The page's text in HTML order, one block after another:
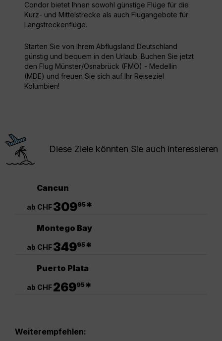
Condor bietet Ihnen sowohl günstige Flüge für die
Kurz- und Mittelstrecke als auch Flugangebote für
Langstreckenflüge.
Starten Sie von Ihrem Abflugsland Deutschland
günstig und bequem in den Urlaub. Buchen Sie jetzt
den Flug Münster/Osnabrück (FMO) - Medellin
(MDE) und freuen Sie sich auf Ihr Reiseziel
Kolumbien!
Diese Ziele könnten Sie auch interessieren
Cancun
ab CHF30995*
Montego Bay
ab CHF34995*
Puerto Plata
ab CHF26995*
Weiterempfehlen: